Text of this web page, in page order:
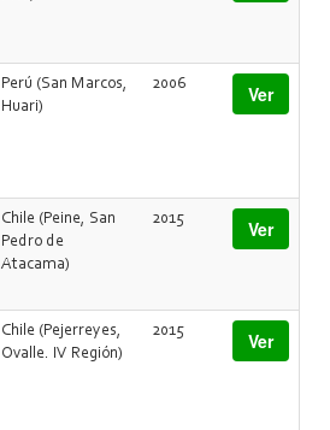
Perú (San Marcos,
Huari)
2006 Ver
Chile (Peine, San
Pedro de
Atacama)
2015 Ver
Chile (Pejerreyes,
Ovalle. IV Región)
2015 Ver